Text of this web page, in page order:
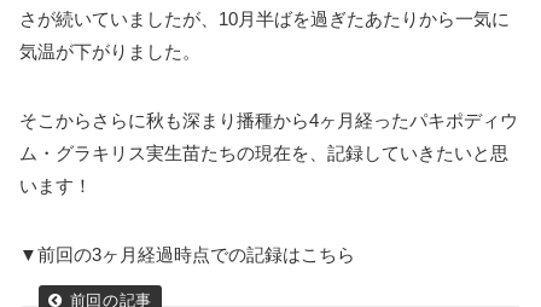
さが続いていましたが、10月半ばを過ぎたあたりから一気に
気温が下がりました。
そこからさらに秋も深まり播種から4ヶ月経ったパキポディウ
ム・グラキリス実生苗たちの現在を、記録していきたいと思
います！
▼前回の3ヶ月経過時点での記録はこちら